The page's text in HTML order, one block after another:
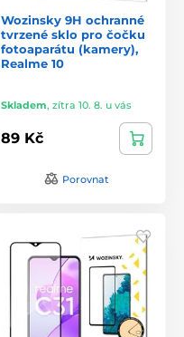
Wozinsky 9H ochranné
tvrzené sklo pro čočku
fotoaparátu (kamery),
Realme 10
Skladem, zítra 10. 8. u vás
89 Kč
Porovnat